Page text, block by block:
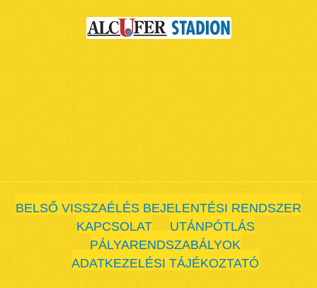
BELSŐ VISSZAÉLÉS BEJELENTÉSI RENDSZER
KAPCSOLAT
UTÁNPÓTLÁS
PÁLYARENDSZABÁLYOK
ADATKEZELÉSI TÁJÉKOZTATÓ